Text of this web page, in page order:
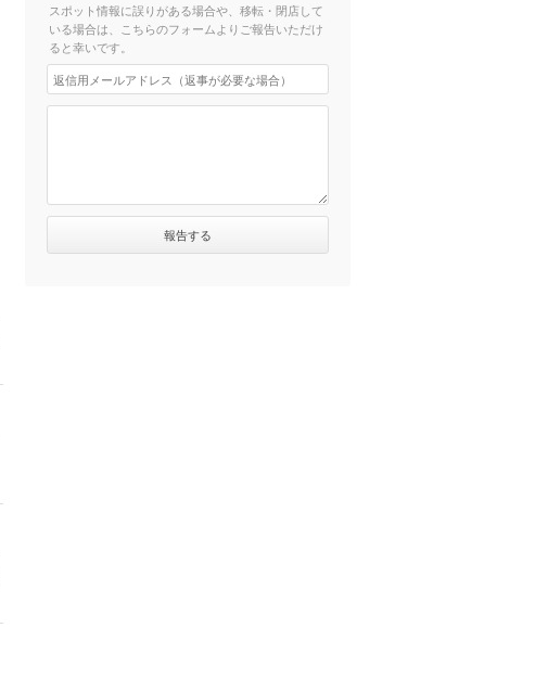
スポット情報に誤りがある場合や、移転・閉店して
いる場合は、こちらのフォームよりご報告いただけ
ると幸いです。